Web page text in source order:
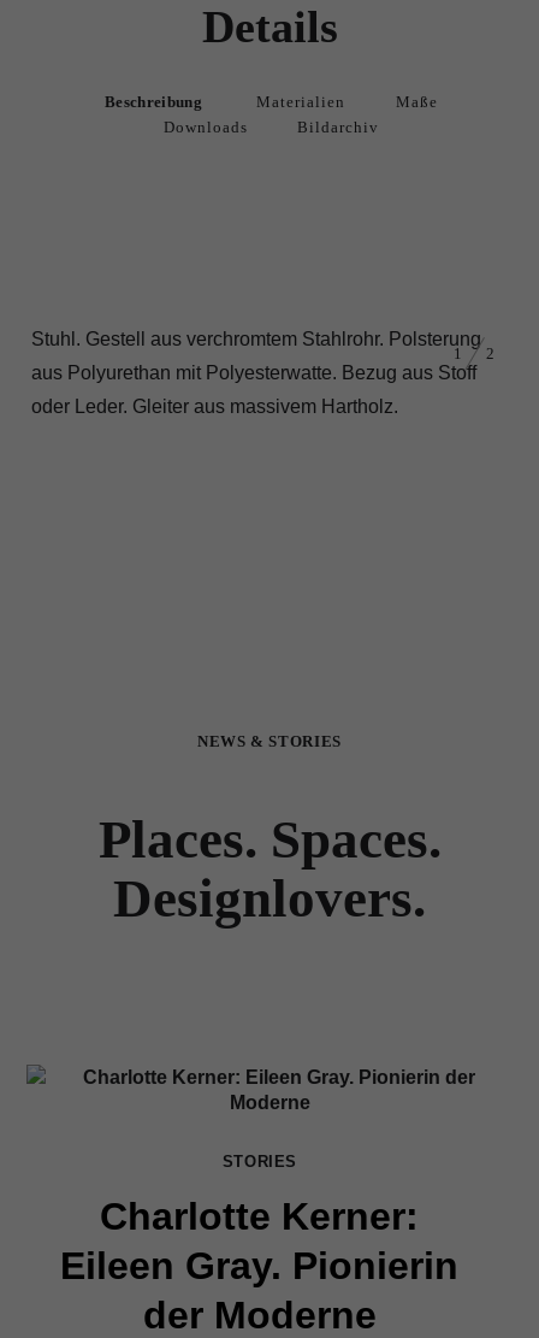
Details
Beschreibung Materialien
Maße
Downloads
Bildarchiv
1 2
Stuhl. Gestell aus verchromtem Stahlrohr. Polsterung
aus Polyurethan mit Polyesterwatte. Bezug aus Stoff
oder
Leder. Gleiter aus massivem Hartholz.
NEWS & STORIES
Places. Spaces.
Designlovers.
STORIES
Charlotte Kerner:
Eileen Gray. Pionierin
der Moderne